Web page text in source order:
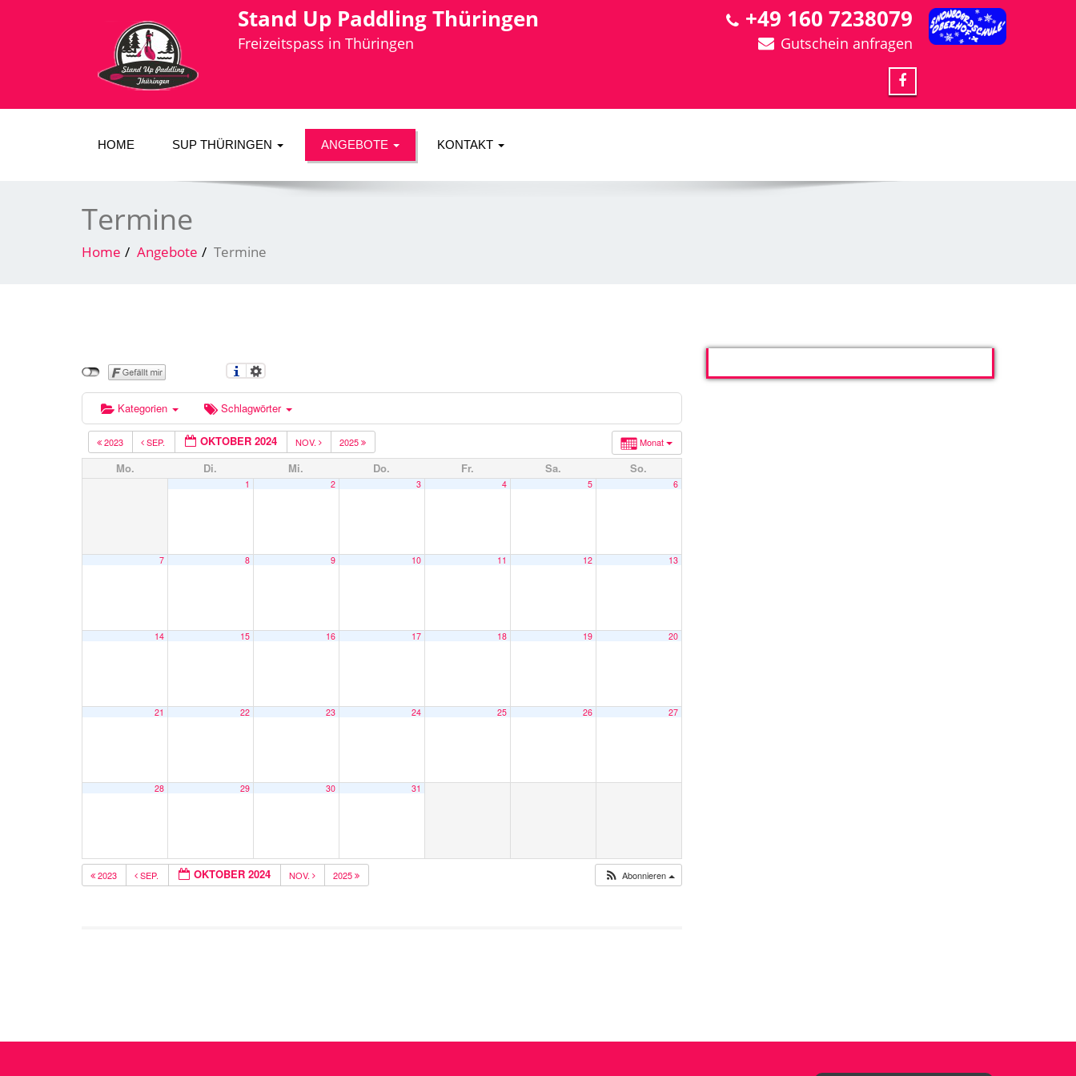
Stand Up Paddling Thüringen
Freizeitspass in Thüringen
+49 160 7238079
Gutschein anfragen
HOME SUP THÜRINGEN ANGEBOTE KONTAKT
Termine
Home Angebote Termine
Kategorien Schlagwörter
Monat
2023 SEP. OKTOBER 2024 NOV. 2025
Mo. Di. Mi. Do. Fr. Sa. So.
1 2 3 4 5 6
7 8 9 10 11 12 13
14 15 16 17 18 19 20
21 22 23 24 25 26 27
28 29 30 31
2023 SEP. OKTOBER 2024 NOV. 2025 Abonnieren